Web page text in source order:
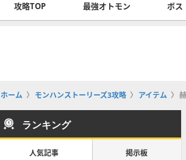
攻略TOP 最強オトモン ボス
ホーム モンハンストーリーズ3攻略 アイテム
ランキング
人気記事 掲示板